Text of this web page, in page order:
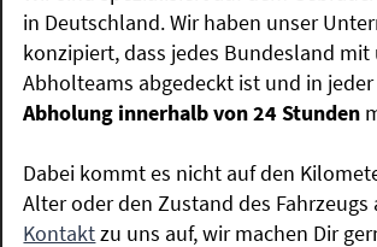
in Deutschland. Wir haben unser
konzipiert, dass jedes Bundesland mit
Abholteams abgedeckt ist und in jeder
Abholung innerhalb von 24 Stunden
Dabei kommt es nicht auf den
Alter oder den Zustand des Fahrzeugs
Kontaktzu uns auf, wir machen Dir